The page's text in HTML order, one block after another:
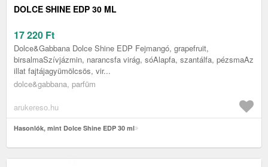
DOLCE SHINE EDP 30 ML
17 220 Ft
Dolce&Gabbana Dolce Shine EDP Fejmangó, grapefruit,
birsalmaSzívjázmin, narancsfa virág, sóAlapfa, szantálfa, pézsmaAz
illat fajtájagyümölcsös, vir...
dolce&gabbana, parfüm
arukereso.hu
Hasonlók, mint Dolce Shine EDP 30 ml